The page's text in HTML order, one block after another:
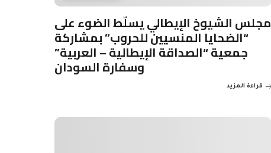
مجلس الشيوخ الإيطالي يسلّط الضوء على
“الضحايا المنسيين للحروب” بمشاركة
جمعية “الصداقة الإيطالية – العربية”
وسفارة السودان
قراءة المزيد